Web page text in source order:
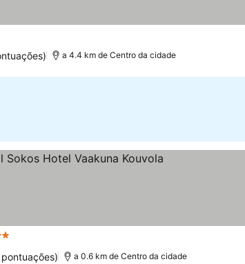
a 4.4 km de Centro da cidade
a 0.6 km de Centro da cidade